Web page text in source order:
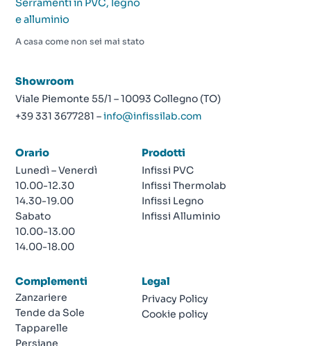
A casa come non sei mai stato
Showroom
Viale Piemonte 55/1 – 10093 Collegno (TO)
+39 331 3677281 –info@infissilab.com
Orario
Lunedì – Venerdì
10.00-12.30
14.30-19.00
Sabato
10.00-13.00
14.00-18.00
Prodotti
Infissi PVC
Infissi Thermolab
Infissi Legno
Infissi Alluminio
Complementi
Zanzariere
Tende da Sole
Tapparelle
Persiane
Legal
Privacy Policy
Cookie policy